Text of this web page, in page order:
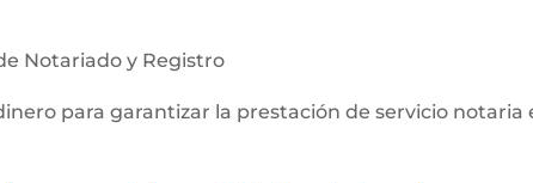
Notariado y Registro
para garantizar la prestación de servicio